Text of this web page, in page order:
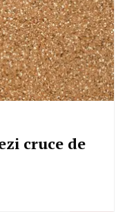
cruce de